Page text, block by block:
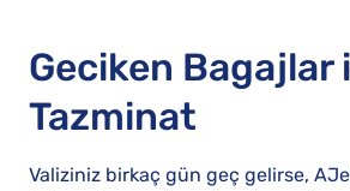
Geciken Bagajlar
Tazminat
Valiziniz birkaç gün geç gelirse,